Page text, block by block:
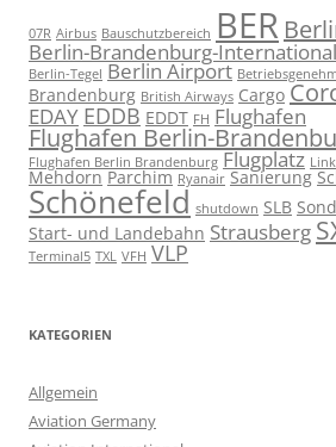
07R Airbus Bauschutzbereich BER
Berlin-Brandenburg-International
Berlin-Tegel Berlin Airport
Brandenburg British Airways Cargo
EDAY EDDB EDDT FH Flughafen
Flughafen Berlin-
Flughafen Berlin Brandenburg Flugplatz
Mehdorn Parchim Ryanair Sanierung
Schönefeld shutdown SLB
Start- und Landebahn Strausberg
Terminal5 TXL VFH VLP
KATEGORIEN
Allgemein
Aviation Germany